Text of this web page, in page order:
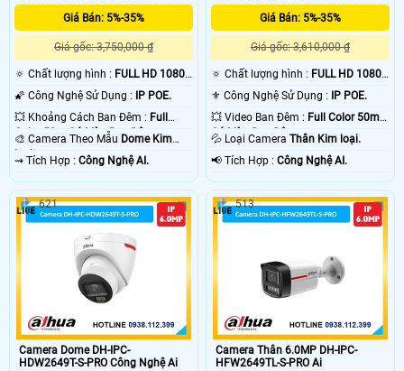
Giá Bán: 5%-35%
Giá gốc: 3,750,000 ₫
🔅 Chất lượng hình : FULL HD 1080P
🌠 Công Nghệ Sử Dụng : IP POE.
💥 Khoảng Cách Ban Đêm : Full
Color 50m Có Màu Ban Ðêm.
🎨 Camera Theo Mẫu Dome Kim
loại.
️⇝ Tích Hợp : Công Nghệ AI.
Giá Bán: 5%-35%
Giá gốc: 3,610,000 ₫
🔅 Chất lượng hình : FULL HD 1080P
⚜️ Công Nghệ Sử Dụng : IP POE.
💥 Video Ban Đêm : Full Color 50m
Có Màu Ban Ðêm.
💦 Loại CameraThân Kim loại.
️📢 Tích Hợp :Công Nghệ AI.
Camera Dome DH-IPC-
HDW2649T-S-PRO Công Nghệ Ai
621
Camera Thân 6.0MP DH-IPC-
HFW2649TL-S-PRO Ai
513